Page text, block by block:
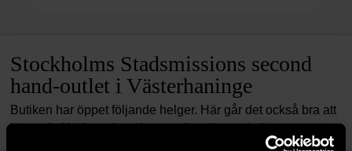
Stockholms Stadsmissions second
hand-outlet i Västerhaninge
Butiken har öppet följande helger. Här går det också bra att
lämna in kläder och prylar man inte längre behöver.